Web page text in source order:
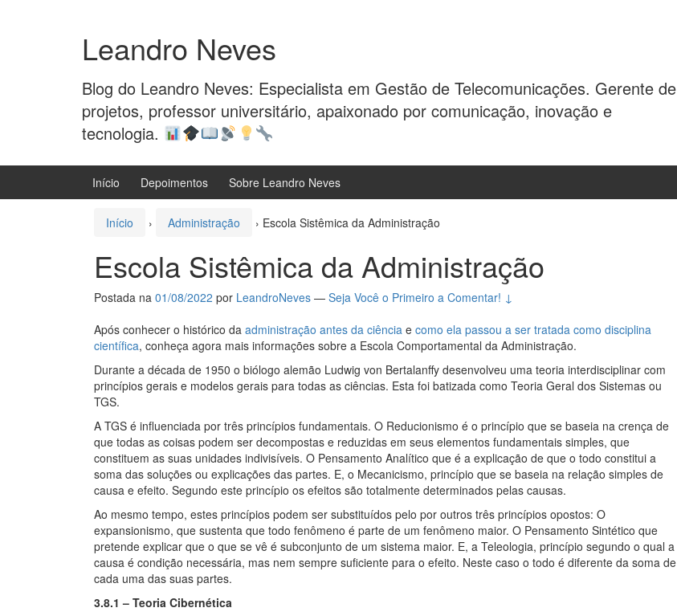
Leandro Neves
Blog do Leandro Neves: Especialista em Gestão de Telecomunicações. Gerente de
projetos, professor universitário, apaixonado por comunicação, inovação e
tecnologia.
Início Depoimentos Sobre Leandro Neves
Início › Administração › Escola Sistêmica da Administração
Escola Sistêmica da Administração
Postada na 01/08/2022 por LeandroNeves — Seja Você o Primeiro a Comentar! ↓
Após conhecer o histórico da administração antes da ciência e como ela passou a ser tratada como disciplina
científica, conheça agora mais informações sobre a Escola Comportamental da Administração.
Durante a década de 1950 o biólogo alemão Ludwig von Bertalanffy desenvolveu uma teoria interdisciplinar com
princípios gerais e modelos gerais para todas as ciências. Esta foi batizada como Teoria Geral dos Sistemas ou
TGS.
A TGS é influenciada por três princípios fundamentais. O Reducionismo é o princípio que se baseia na crença de
que todas as coisas podem ser decompostas e reduzidas em seus elementos fundamentais simples, que
constituem as suas unidades indivisíveis. O Pensamento Analítico que é a explicação de que o todo constitui a
soma das soluções ou explicações das partes. E, o Mecanicismo, princípio que se baseia na relação simples de
causa e efeito. Segundo este princípio os efeitos são totalmente determinados pelas causas.
Ao mesmo tempo, estes princípios podem ser substituídos pelo por outros três princípios opostos: O
expansionismo, que sustenta que todo fenômeno é parte de um fenômeno maior. O Pensamento Sintético que
pretende explicar que o que se vê é subconjunto de um sistema maior. E, a Teleologia, princípio segundo o qual a
causa é condição necessária, mas nem sempre suficiente para o efeito. Neste caso o todo é diferente da soma de
cada uma das suas partes.
3.8.1 – Teoria Cibernética